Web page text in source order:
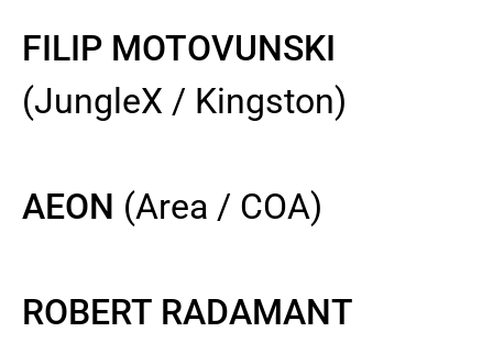
FILIP MOTOVUNSKI
(JungleX / Kingston)
AEON (Area / COA)
ROBERT RADAMANT